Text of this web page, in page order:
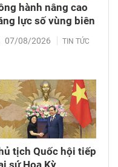
hành nâng cao
lực số vùng biên
07/08/2026 TIN TỨC
tịch Quốc hội tiếp
sứ Hoa Kỳ